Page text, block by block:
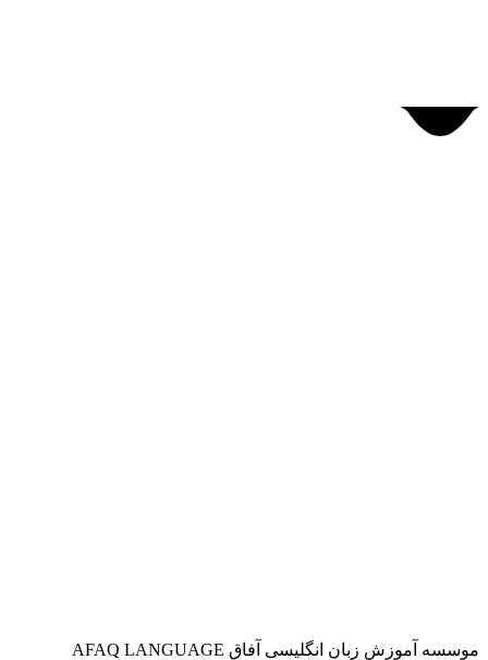
موسسه آموزش زبان انگلیسی آفاق AFAQ LANGUAGE